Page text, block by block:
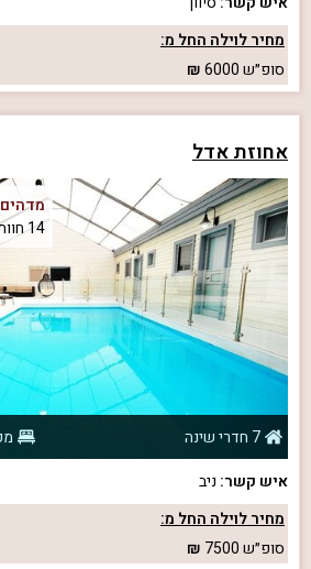
מחיר לוילה החל מ:
סופ״ש6000
אחוזת אדל
מדהים
14 חוות דעת אמיתיות
7 חדרי שינה
איש קשר: ניב
מחיר לוילה החל מ:
סופ״ש7500